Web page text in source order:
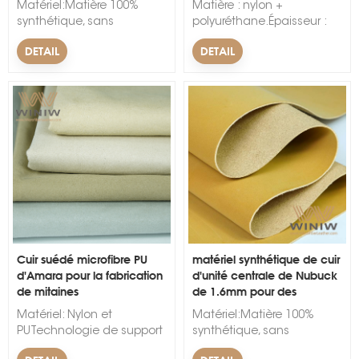
SGS, STC et autres.
Matériel:Matière 100%
synthétique, sans
cuir.Techniques
d'accompagnement :Non-
135cm.Épaisseur:1 mm, 1,2
mm, 1,4 mm, 1,6 mm, 1,8
mm, 2 mmCouleur:Noir,
Timberland Wheat, Marron,
Tan, Camel, Gris, Rouge,
Beige, Bleu, Rouge,
personnalisées.Marque:WINWQuantité
mètres linéaires.Délai de
mise en œuvre: 10-15
jours.&nbsp;
DETAIL
Matière : nylon +
polyuréthane.Épaisseur :
0,4 mm - 2 mm.Largeur :
54/55".Couleur : noir, beige,
cannelle, rouge, jaune,
orange, toutes les couleurs
personnalisées.
DETAIL
Cuir suédé microfibre PU
d'Amara pour la fabrication
de mitaines
Matériel: Nylon et
PUTechnologie de support
: tissu non tisséLargeur :
matériel synthétique de cuir
d'unité centrale de Nubuck
de 1.6mm pour des
meubles
Matériel:Matière 100%
synthétique, sans
cuir.Techniques